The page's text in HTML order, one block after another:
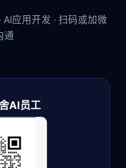
AI应用开发 · 扫码或加微
通
AI员工